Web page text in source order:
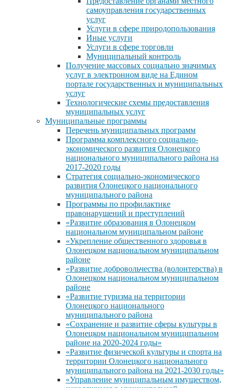
самоуправления государственных
услуг
Услуги в сфере природопользования
Иные услуги
Услуги в сфере торговли
Муниципальный контроль
Получение массовых социально значимых
услуг в электронном виде на Едином
портале государственных и муниципальных
услуг
Технологические схемы предоставления
муниципальных услуг
Муниципальные программы
Перечень муниципальных программ
Программа комплексного социально-
экономического развития Олонецкого
национального муниципального района на
2017-2020 годы
Стратегия социально-экономического
развития Олонецкого национального
муниципального района
Программы по профилактике
правонарушений и преступлений
«Развитие образования в Олонецком
национальном муниципальном районе
«Укрепление общественного здоровья в
Олонецком национальном муниципальном
районе
«Развитие добровольчества (волонтерства) в
Олонецком национальном муниципальном
районе
«Развитие туризма на территории
Олонецкого национального
муниципального района
«Сохранение и развитие сферы культуры в
Олонецком национальном муниципальном
районе на 2020-2024 годы»
«Развитие физической культуры и спорта на
территории Олонецкого национального
муниципального района на 2021-2030 годы»
«Управление муниципальным имуществом,